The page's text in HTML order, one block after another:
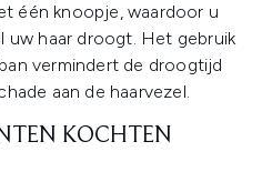
één knoopje, waardoor u
uw haar droogt. Het gebruik
vermindert de droogtijd
aan de haarvezel.
KOCHTEN